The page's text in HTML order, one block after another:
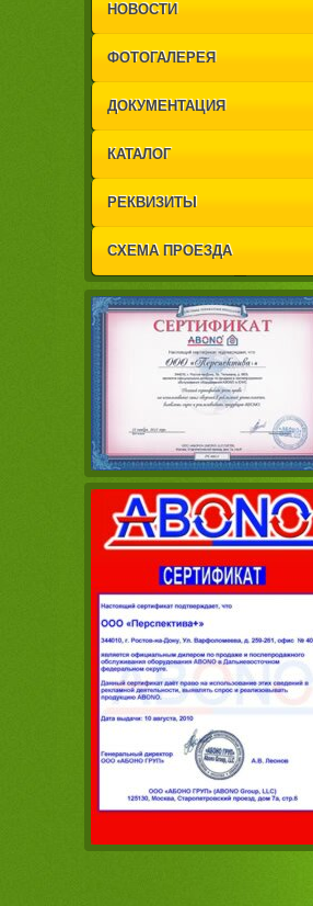
НОВОСТИ
ФОТОГАЛЕРЕЯ
ДОКУМЕНТАЦИЯ
КАТАЛОГ
РЕКВИЗИТЫ
СХЕМА ПРОЕЗДА